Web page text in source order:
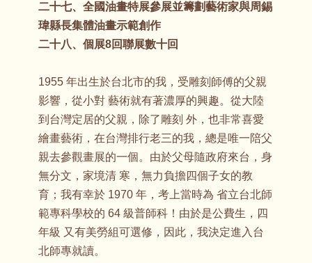
二十七、全國油畫特展參展並籌劃藝術家與周錫
瑋縣長集體油畫示範創作
二十八、個展8回聯展數十回
1955 年出生於台北市的我，受雕刻師傅的父親
影響，從小對 藝術就有著濃厚的興趣。從大陸
到台灣定居的父親，除了雕刻 外，也非常喜愛
繪畫藝術，在台灣排行老三的我，總是唯一陪父
親去參觀畫展的一個。由於父母隨政府來台，身
無分文，家境清 寒，無力負擔四個子女的教
育；我有幸於 1970 年，考上當時為 省立台北師
範專科學校的 64 級普師科！由於是公費生，四
年級 又有美勞組可選修，因此，我決定進入台
北師專就讀。